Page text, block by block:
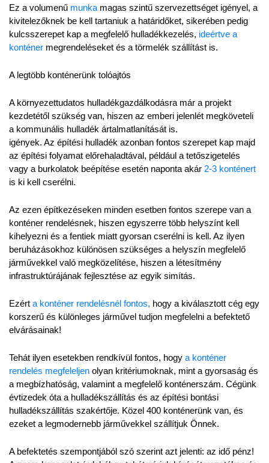
Ez a volumenű munka magas szintű szervezettséget igényel, a
kivitelezőknek be kell tartaniuk a határidőket, sikerében pedig
kulcsszerepet kap a megfelelő hulladékkezelés, ideértve a
konténer megrendeléseket és a törmelék szállítást is.
A legtöbb konténerünk tolóajtós
A környezettudatos hulladékgazdálkodásra már a projekt
kezdetétől szükség van, hiszen az emberi jelenlét megköveteli
a kommunális hulladék ártalmatlanítását is.
igények. Az építési hulladék azonban fontos szerepet kap majd
az építési folyamat előrehaladtával, például a tetőszigetelés
vagy a burkolatok beépítése esetén naponta akár
is ki kell cserélni.
Az ezen építkezéseken minden esetben fontos szerepe van a
konténer rendelésnek, hiszen egyszerre több helyszínt kell
kihelyezni és a fentiek miatt gyorsan cserélni is kell. Az ilyen
beruházásokhoz különösen szükséges a helyszín megfelelő
járművekkel való megközelítése, hiszen a létesítmény
infrastruktúrájának fejlesztése az egyik simítás.
Ezért a konténer rendelésnél fontos, hogy a kiválasztott cég egy
korszerű és különleges járművel tudjon megfelelni a befektető
elvárásainak!
Tehát ilyen esetekben rendkívül fontos, hogy a konténer
rendelés megfeleljen olyan kritériumoknak, mint a gyorsaság és
a megbízhatóság, valamint a megfelelő konténerszám. Cégünk
évtizedek óta a hulladékszállítás és az építési bontási
hulladékszállítás szakértője. Közel 400 konténerünk van, és
ezeket a legmodernebb járművekkel szállítjuk Önnek.
A befektetés szempontjából szó szerint azt jelenti: az idő pénz!